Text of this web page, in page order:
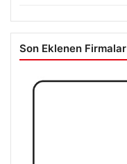
Son Eklenen Firmalar